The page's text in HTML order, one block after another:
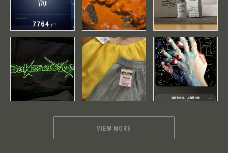
VIEW MORE